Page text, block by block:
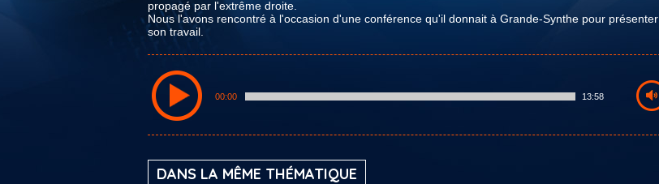
propagé par l'extrême droite.
Nous l'avons rencontré à l'occasion d'une conférence qu'il donnait à Grande-Synthe pour présenter
son travail.
00:00 13:58
DANS LA MÊME THÉMATIQUE